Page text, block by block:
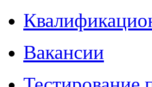
Вакансии